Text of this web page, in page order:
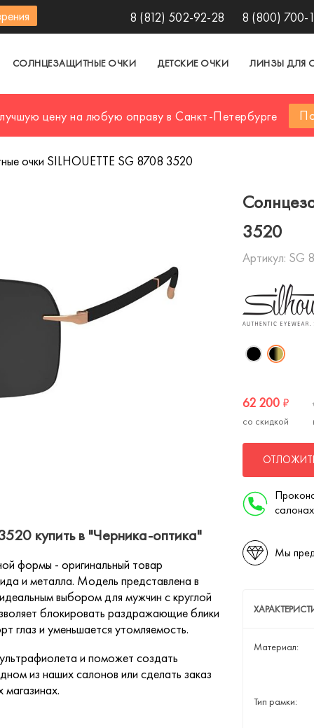
8 (812) 502-92-28 8 (800) 700-
СОЛНЦЕЗАЩИТНЫЕ ОЧКИ ДЕТСКИЕ ОЧКИ ЛИНЗЫ ДЛЯ
цену на любую оправу в Санкт-Петербурге
очки SILHOUETTE SG 8708 3520
3520
Артикул: SG
62 200 ₽
со скидкой
Мы
Материал:
Тип рамки:
купить в "Черника-оптика"
формы - оригинальный товар
и металла. Модель представлена в
выбором для мужчин с круглой
блокировать раздражающие блики
глаз и уменьшается утомляемость.
и поможет создать
из наших салонов или сделать заказ